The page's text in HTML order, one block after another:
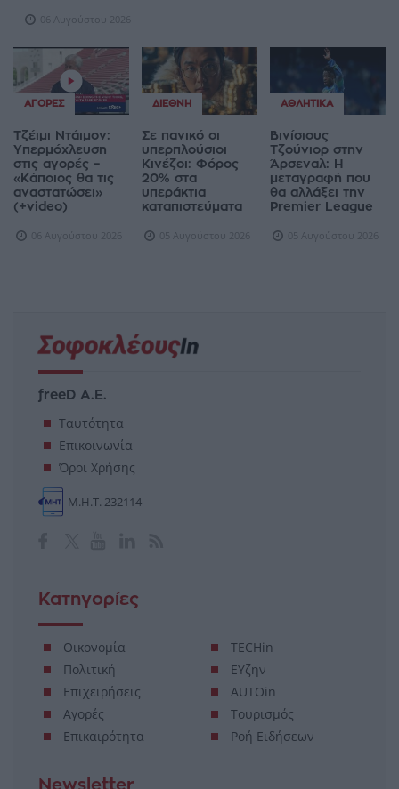
06 Αυγούστου 2026
ΑΓΟΡΈΣ
Τζέιμι Ντάιμον:
Υπερμόχλευση
στις αγορές –
«Κάποιος θα τις
αναστατώσει»
(+video)
06 Αυγούστου 2026
ΔΙΕΘΝΉ
Σε πανικό οι
υπερπλούσιοι
Κινέζοι: Φόρος
20% στα
υπεράκτια
καταπιστεύματα
05 Αυγούστου 2026
ΑΘΛΗΤΙΚΆ
Βινίσιους
Τζούνιορ στην
Άρσεναλ: Η
μεταγραφή που
θα αλλάξει την
Premier League
05 Αυγούστου 2026